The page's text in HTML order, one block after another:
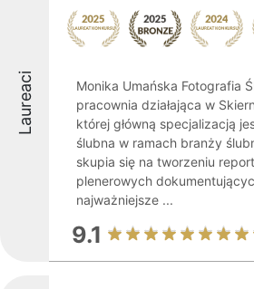
Laureaci
Monika Umańska Fotografia
pracownia działająca w
której główną specjalizacją
ślubna w ramach branży
skupia się na tworzeniu
plenerowych
najważniejsze ...
9.1